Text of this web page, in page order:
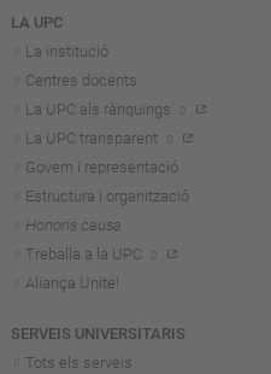
LA UPC
La institució
Centres docents
La UPC als rànquings
La UPC transparent
Govern i representació
Estructura i organització
Honoris causa
Treballa a la UPC
Aliança Unite!
SERVEIS UNIVERSITARIS
Tots els serveis